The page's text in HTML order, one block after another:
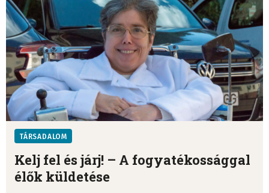
TÁRSADALOM
Kelj fel és járj! – A fogyatékossággal
élők küldetése